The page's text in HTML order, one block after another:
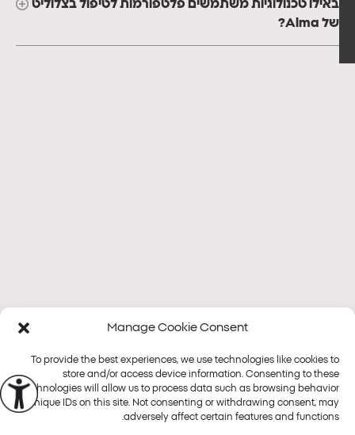
Manage Cookie Consent
To provide the best experiences, we use technologies like cookies to
store and/or access device information. Consenting to these
technologies will allow us to process data such as browsing behavior
or unique IDs on this site. Not consenting or withdrawing consent, may
adversely affect certain features and functions.
באילו טכנולוגיות משתמשים פלטפורמות לטיפול בצלוליט
של Alma?
פלטפורמות
טיפולים
Alma